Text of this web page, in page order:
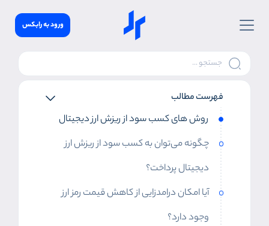
ورود به رابکس
فهرست مطالب
روش های کسب سود از ریزش ارز دیجیتال
چگونه می‌توان به کسب سود از ریزش ارز
دیجیتال پرداخت؟
آیا امکان درامدزایی از کاهش قیمت رمز ارز
وجود دارد؟